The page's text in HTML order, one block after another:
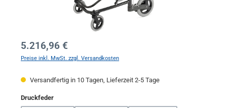
Regulärer Preis:
5.216,96 €
Preise inkl. MwSt. zzgl. Versandkosten
Versandfertig in 10 Tagen, Lieferzeit 2-5 Tage
Druckfederauswählen